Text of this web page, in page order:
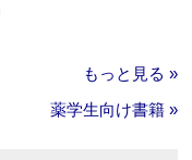
もっと見る »
薬学生向け書籍 »